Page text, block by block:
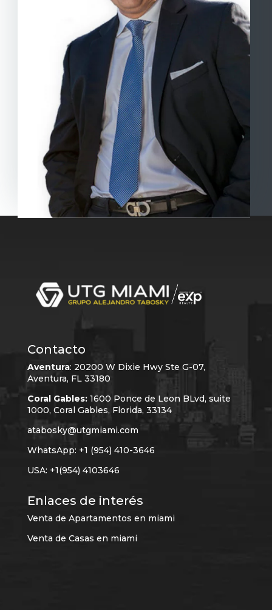
Contacto
Aventura: 20200 W Dixie Hwy Ste G-07,
Aventura, FL 33180
Coral Gables:1600 Ponce de Leon BLvd, suite
1000, Coral Gables, Florida, 33134
atabosky@utgmiami.com
WhatsApp: +1 (954) 410-3646
USA: +1(954) 4103646
Enlaces de interés
Venta de Apartamentos en miami
Venta de Casas en miami